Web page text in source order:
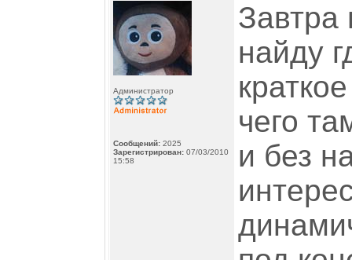
Администратор
Сообщений: 2025
Зарегистрирован: 07/03/2010
15:58
Завтра
найду
чего
и без